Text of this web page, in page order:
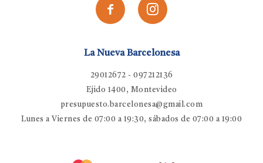
La Nueva Barcelonesa
29012672 - 097212136
Ejido 1400, Montevideo
presupuesto.barcelonesa@gmail.com
Lunes a Viernes de 07:00 a 19:30, sábados de 07:00 a 19:00
 